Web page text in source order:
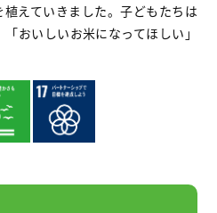
えていきました。子どもたちは
おいしいお米になってほしい」